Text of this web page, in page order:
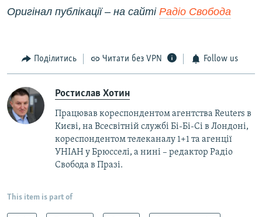
Оригінал публікації – на сайті Радіо Свобода
Поділитись Читати без VPN Follow us
Ростислав Хотин
Працював кореспондентом агентства Reuters в
Києві, на Всесвітній службі Бі-Бі-Сі в Лондоні,
кореспондентом телеканалу 1+1 та агенції
УНІАН у Брюсселі, а нині – редактор Радіо
Свобода в Празі.
This item is part of